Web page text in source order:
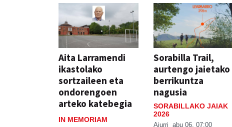
Aita Larramendi
ikastolako
sortzaileen eta
ondorengoen
arteko katebegia
IN MEMORIAM
Sorabilla Trail,
aurtengo jaietako
berrikuntza
nagusia
SORABILLAKO JAIAK
2026
Aiurri abu 06, 07:00